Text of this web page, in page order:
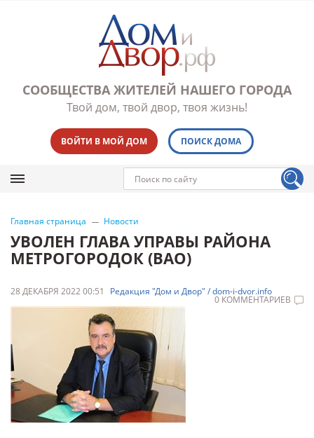
СООБЩЕСТВА ЖИТЕЛЕЙ НАШЕГО ГОРОДА
Твой дом, твой двор, твоя жизнь!
ВОЙТИ В МОЙ ДОМ ПОИСК ДОМА
Главная страница Новости
УВОЛЕН ГЛАВА УПРАВЫ РАЙОНА
МЕТРОГОРОДОК (ВАО)
28 ДЕКАБРЯ 2022 00:51 Редакция "Дом и Двор" / dom-i-dvor.info
0 КОММЕНТАРИЕВ